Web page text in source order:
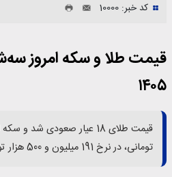
کد خبر: 10000
۱۴۰۵
تومانی، در نرخ 191 میلیون و 500 هزار تومان در معامله بود.